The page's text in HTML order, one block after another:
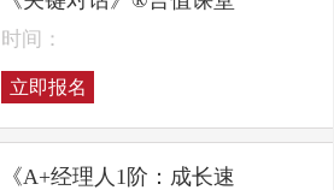
时间：
立即报名
《A+经理人1阶：成长速